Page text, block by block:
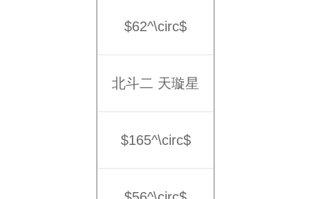
$62^\circ$
北斗二 天璇星
$165^\circ$